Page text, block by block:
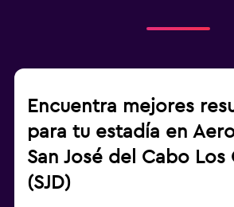
Encuentra mejores
para tu estadía en
San José del Cabo Los
(SJD)